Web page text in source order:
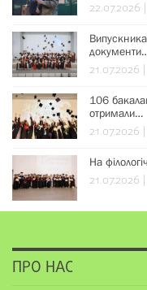
22.07.2026
21.07.2026
106
отримали…
21.07.2026
На
21.07.2026
ПРО НАС